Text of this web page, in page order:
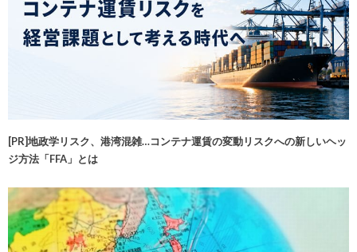
[PR]地政学リスク、港湾混雑…コンテナ運賃の変動リスクへの新しいヘッ
ジ方法「FFA」とは